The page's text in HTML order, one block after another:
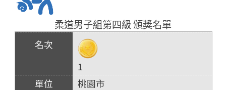
柔道男子組第四級 頒獎名單
1
桃園市